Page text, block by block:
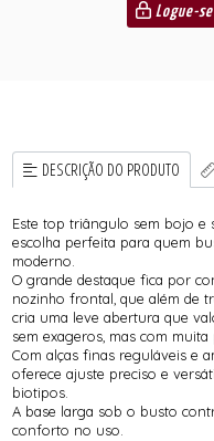
Logue-
DESCRIÇÃO DO PRODUTO
Este top triângulo sem bojo e
escolha perfeita para quem
moderno.
O grande destaque fica por
nozinho frontal, que além de
cria uma leve abertura que
sem exageros, mas com muita
Com alças finas reguláveis e
oferece ajuste preciso e
biotipos.
A base larga sob o busto
conforto no uso.